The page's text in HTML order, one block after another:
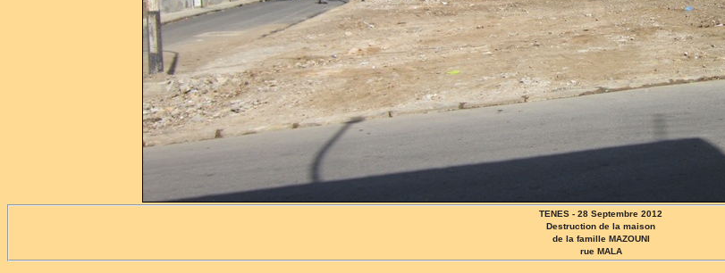
TENES - 28 Septembre 2012
Destruction de la maison
de la famille MAZOUNI
rue MALA